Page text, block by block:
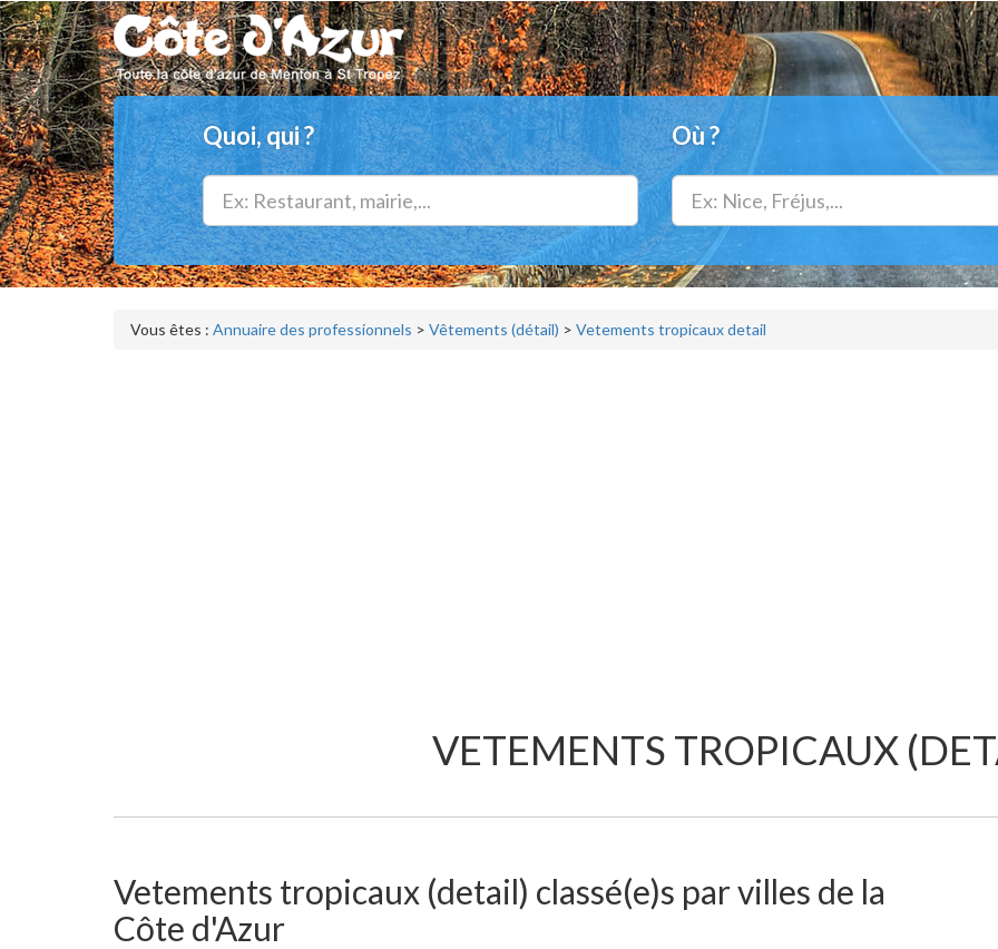
Quoi, qui ? Où ?
Vous êtes : Annuaire des professionnels > Vêtements (détail) > Vetements tropicaux detail
VETEMENTS TROPICAUX
Vetements tropicaux (detail) classé(e)s par villes de la
Côte d'Azur